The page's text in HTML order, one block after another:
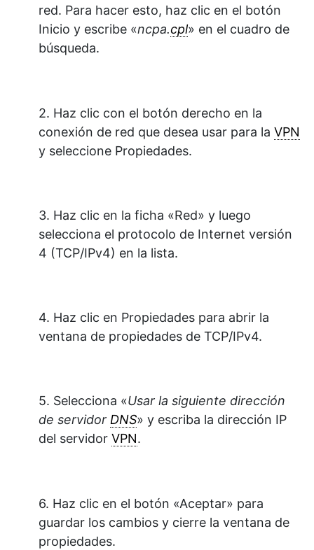
red. Para hacer esto, haz clic en el botón
Inicio y escribe «ncpa.cpl» en el cuadro de
búsqueda.
2. Haz clic con el botón derecho en la
conexión de red que desea usar para la VPN
y seleccione Propiedades.
3. Haz clic en la ficha «Red» y luego
selecciona el protocolo de Internet versión
4 (TCP/IPv4) en la lista.
4. Haz clic en Propiedades para abrir la
ventana de propiedades de TCP/IPv4.
5. Selecciona «Usar la siguiente dirección
de servidor DNS» y escriba la dirección IP
del servidor VPN.
6. Haz clic en el botón «Aceptar» para
guardar los cambios y cierre la ventana de
propiedades.